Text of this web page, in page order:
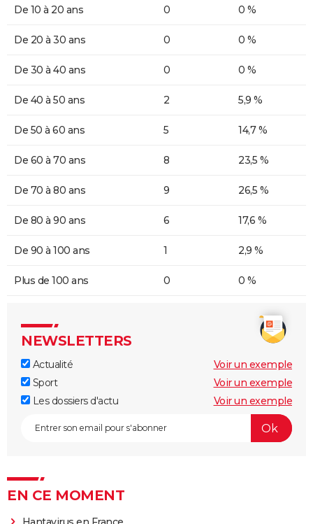
De 10 à 20 ans 0 0 %
De 20 à 30 ans 0 0 %
De 30 à 40 ans 0 0 %
De 40 à 50 ans 2 5,9 %
De 50 à 60 ans 5 14,7 %
De 60 à 70 ans 8 23,5 %
De 70 à 80 ans 9 26,5 %
De 80 à 90 ans 6 17,6 %
De 90 à 100 ans 1 2,9 %
Plus de 100 ans 0 0 %
NEWSLETTERS
Actualité
Voir un exemple
Sport
Voir un exemple
Les dossiers d'actu
Voir un exemple
EN CE MOMENT